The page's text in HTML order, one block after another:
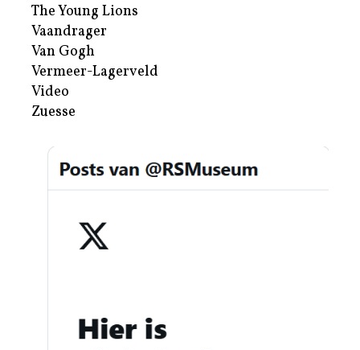
The Young Lions
Vaandrager
Van Gogh
Vermeer-Lagerveld
Video
Zuesse